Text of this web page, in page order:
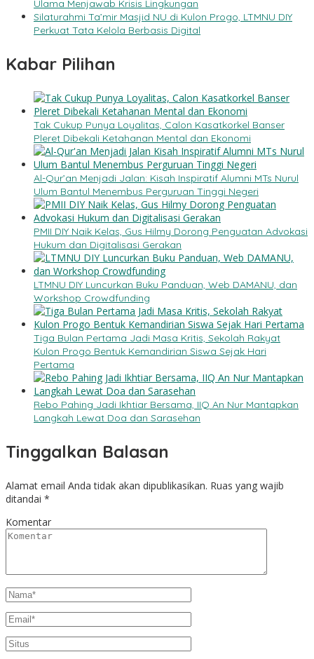
Ulama Menjawab Krisis Lingkungan
Silaturahmi Ta’mir Masjid NU di Kulon Progo, LTMNU DIY
Perkuat Tata Kelola Berbasis Digital
Kabar Pilihan
Tak Cukup Punya Loyalitas, Calon Kasatkorkel Banser
Pleret Dibekali Ketahanan Mental dan Ekonomi
Al-Qur’an Menjadi Jalan: Kisah Inspiratif Alumni MTs Nurul
Ulum Bantul Menembus Perguruan Tinggi Negeri
PMII DIY Naik Kelas, Gus Hilmy Dorong Penguatan Advokasi
Hukum dan Digitalisasi Gerakan
LTMNU DIY Luncurkan Buku Panduan, Web DAMANU, dan
Workshop Crowdfunding
Tiga Bulan Pertama Jadi Masa Kritis, Sekolah Rakyat
Kulon Progo Bentuk Kemandirian Siswa Sejak Hari
Pertama
Rebo Pahing Jadi Ikhtiar Bersama, IIQ An Nur Mantapkan
Langkah Lewat Doa dan Sarasehan
Tinggalkan Balasan
Alamat email Anda tidak akan dipublikasikan. Ruas yang wajib
ditandai *
Komentar